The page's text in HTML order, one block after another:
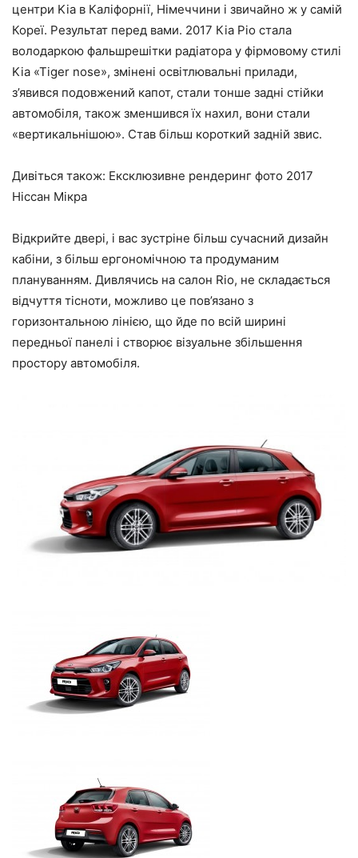
центри Kia в Каліфорнії, Німеччини і звичайно ж у самій
Кореї. Результат перед вами. 2017 Кіа Ріо стала
володаркою фальшрешітки радіатора у фірмовому стилі
Kia «Tiger nose», змінені освітлювальні прилади,
з’явився подовжений капот, стали тонше задні стійки
автомобіля, також зменшився їх нахил, вони стали
«вертикальнішою». Став більш короткий задній звис.
Дивіться також: Ексклюзивне рендеринг фото 2017
Ніссан Мікра
Відкрийте двері, і вас зустріне більш сучасний дизайн
кабіни, з більш ергономічною та продуманим
плануванням. Дивлячись на салон Rio, не складається
відчуття тісноти, можливо це пов’язано з
горизонтальною лінією, що йде по всій ширині
передньої панелі і створює візуальне збільшення
простору автомобіля.